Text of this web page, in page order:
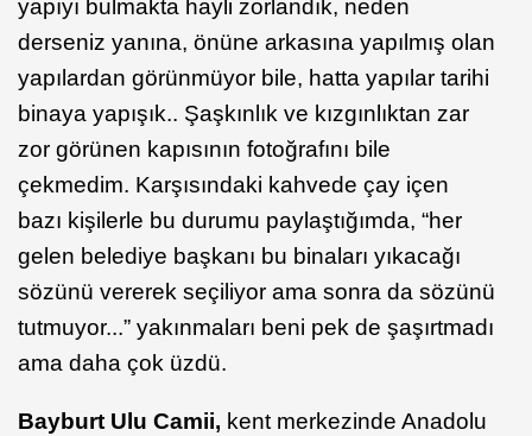
yapıyı bulmakta hayli zorlandık, neden
derseniz yanına, önüne arkasına yapılmış olan
yapılardan görünmüyor bile, hatta yapılar tarihi
binaya yapışık.. Şaşkınlık ve kızgınlıktan zar
zor görünen kapısının fotoğrafını bile
çekmedim. Karşısındaki kahvede çay içen
bazı kişilerle bu durumu paylaştığımda, “her
gelen belediye başkanı bu binaları yıkacağı
sözünü vererek seçiliyor ama sonra da sözünü
tutmuyor...” yakınmaları beni pek de şaşırtmadı
ama daha çok üzdü.
Bayburt Ulu Camii, kent merkezinde Anadolu